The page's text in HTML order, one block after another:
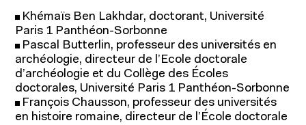
Recherche et expertise
Khémaïs Ben Lakhdar, doctorant, Université
Paris 1 Panthéon-Sorbonne
Pascal Butterlin, professeur des universités en
archéologie, directeur de l’Ecole doctorale
d’archéologie et du Collège des Écoles
doctorales, Université Paris 1 Panthéon-Sorbonne
François Chausson, professeur des universités
en histoire romaine, directeur de l’École doctorale